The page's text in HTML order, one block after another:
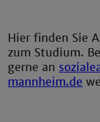
Hier finden Sie
zum Studium.
gerne an
mannheim.de